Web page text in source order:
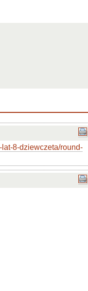
8-dziewczeta/round-